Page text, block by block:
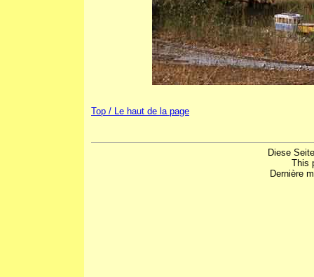
Top / Le haut de la page
Diese
This
Dernière